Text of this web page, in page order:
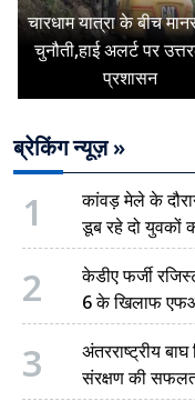
चारधाम यात्रा के बीच
चुनौती,हाई अलर्ट पर
प्रशासन
ब्रेकिंग न्यूज़ »
1
कांवड़ मेले के
डूब रहे दो
2
केडीए फर्जी
6 के खिलाफ
3
अंतरराष्ट्रीय
संरक्षण की